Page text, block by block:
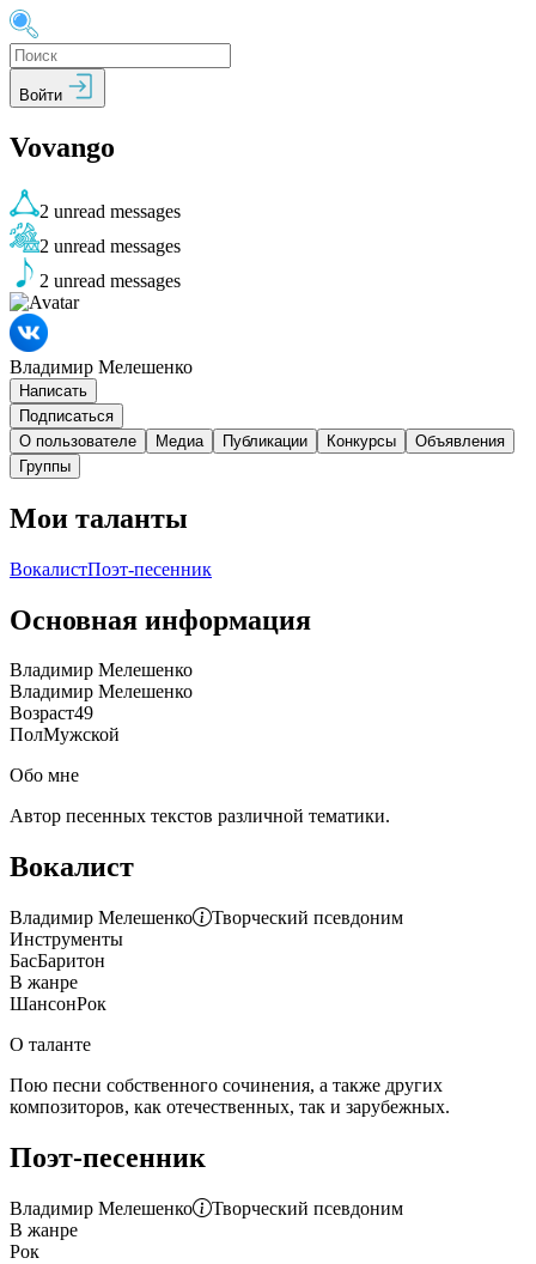
Войти
Vovango
2 unread messages
2 unread messages
2 unread messages
Владимир Мелешенко
Написать
Подписаться
О пользователе
Медиа Публикации Конкурсы
Объявления
Группы
Мои таланты
ВокалистПоэт-песенник
Основная информация
Владимир Мелешенко
Владимир Мелешенко
Возраст49
ПолМужской
Обо мне
Автор песенных текстов различной тематики.
Вокалист
Владимир Мелешенко
Творческий псевдоним
Инструменты
БасБаритон
В жанре
ШансонРок
О таланте
Пою песни собственного сочинения, а также других
композиторов, как отечественных, так и зарубежных.
Поэт-песенник
Владимир Мелешенко
Творческий псевдоним
В жанре
Рок